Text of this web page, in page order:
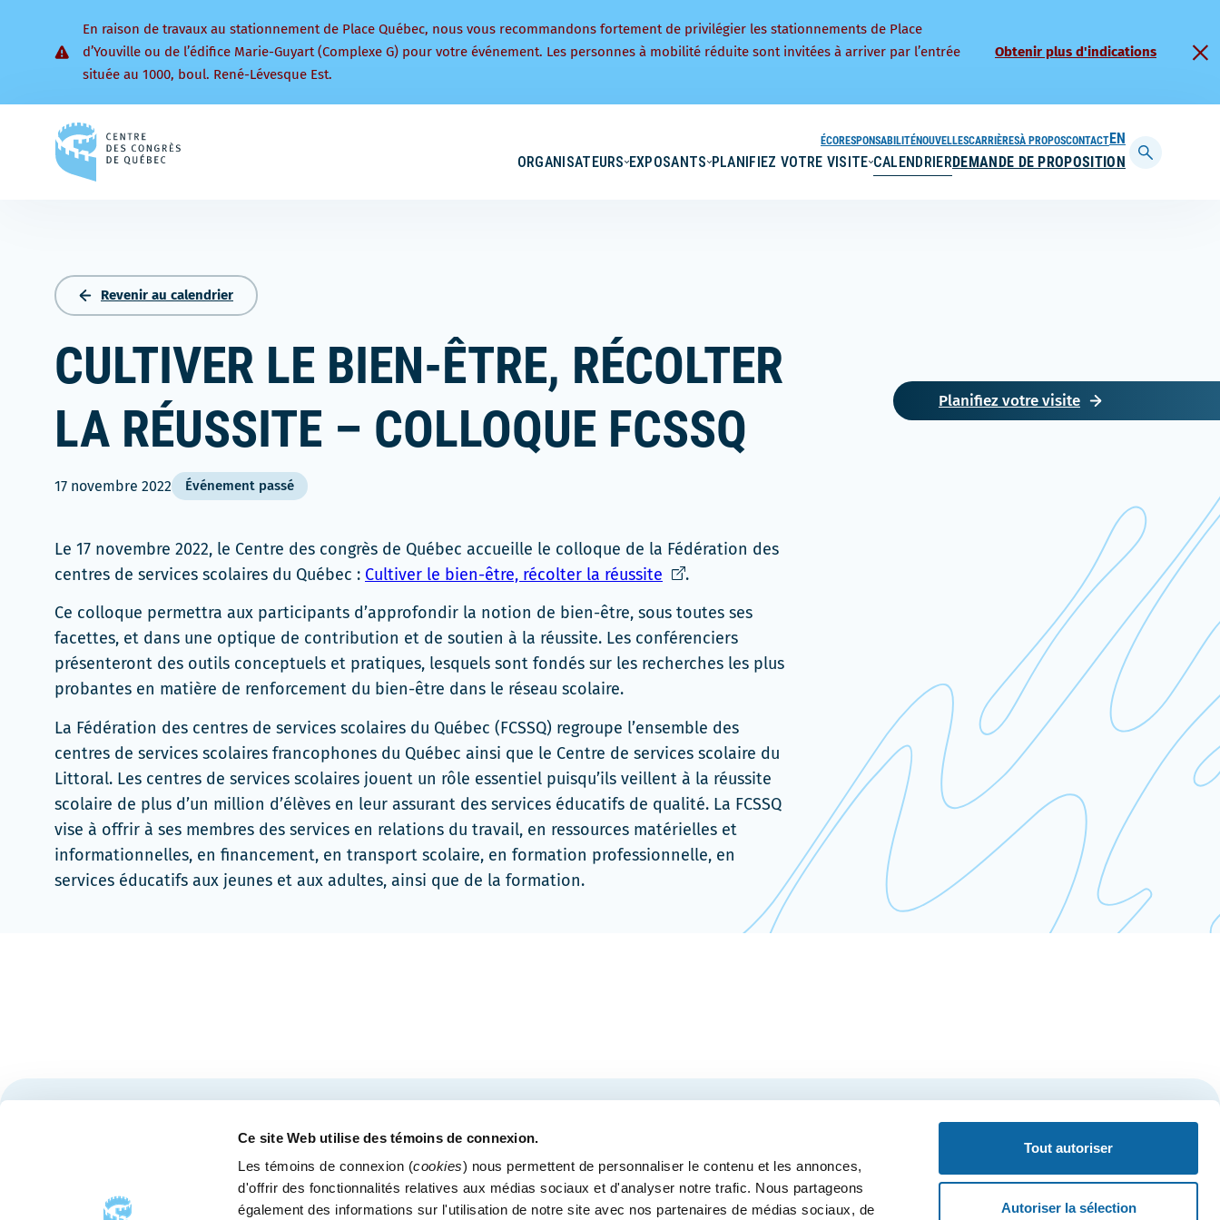
Ce site Web utilise des témoins de connexion.
Les témoins de connexion (cookies) nous permettent de personnaliser le contenu et les annonces,
d'offrir des fonctionnalités relatives aux médias sociaux et d'analyser notre trafic. Nous partageons
également des informations sur l'utilisation de notre site avec nos partenaires de médias sociaux, de
Tout autoriser
Autoriser la sélection
En raison de travaux au stationnement de Place Québec, nous vous recommandons fortement de privilégier les stationnements de Place
d’Youville ou de l’édifice Marie-Guyart (Complexe G) pour votre événement. Les personnes à mobilité réduite sont invitées à arriver par l’entrée
située au 1000, boul. René-Lévesque Est.
Obtenir plus d'indications
ORGANISATEURS EXPOSANTS PLANIFIEZ VOTRE VISITE CALENDRIERDEMANDE DE PROPOSITION
ÉCORESPONSABILITÉNOUVELLESCARRIÈRESÀ PROPOSCONTACTENGLISH
Afficher
Revenir au calendrier
CULTIVER LE BIEN-ÊTRE, RÉCOLTER
LA RÉUSSITE – COLLOQUE FCSSQ
17 novembre 2022 Événement passé
Le 17 novembre 2022, le Centre des congrès de Québec accueille le colloque de la Fédération des
centres de services scolaires du Québec : Cultiver le bien-être, récolter la réussite Ce
s'ouvrira
dans
une
fenêtre
.
Ce colloque permettra aux participants d’approfondir la notion de bien-être, sous toutes ses
facettes, et dans une optique de contribution et de soutien à la réussite. Les conférenciers
présenteront des outils conceptuels et pratiques, lesquels sont fondés sur les recherches les plus
probantes en matière de renforcement du bien-être dans le réseau scolaire.
La Fédération des centres de services scolaires du Québec (FCSSQ) regroupe l’ensemble des
centres de services scolaires francophones du Québec ainsi que le Centre de services scolaire du
Littoral. Les centres de services scolaires jouent un rôle essentiel puisqu’ils veillent à la réussite
scolaire de plus d’un million d’élèves en leur assurant des services éducatifs de qualité. La FCSSQ
vise à offrir à ses membres des services en relations du travail, en ressources matérielles et
informationnelles, en financement, en transport scolaire, en formation professionnelle, en
services éducatifs aux jeunes et aux adultes, ainsi que de la formation.
Planifiez votre visite